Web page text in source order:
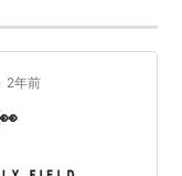
2年前